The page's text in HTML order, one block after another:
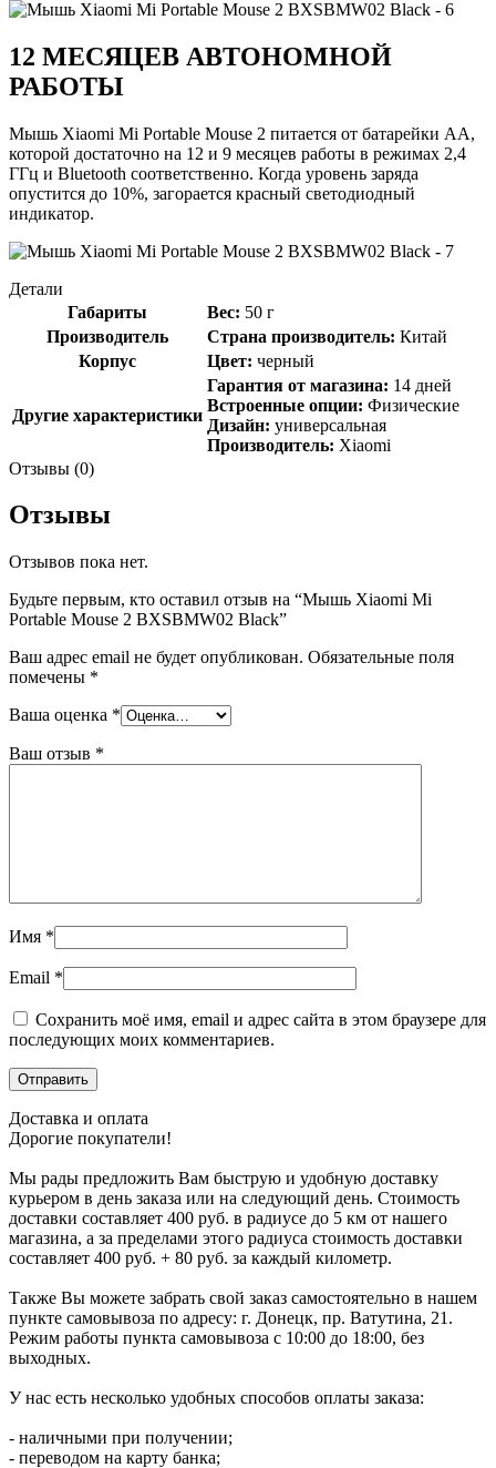
12 МЕСЯЦЕВ АВТОНОМНОЙ
РАБОТЫ
Мышь Xiaomi Mi Portable Mouse 2 питается от батарейки АА,
которой достаточно на 12 и 9 месяцев работы в режимах 2,4
ГГц и Bluetooth соответственно. Когда уровень заряда
опустится до 10%, загорается красный светодиодный
индикатор.
Детали
Габариты
Вес: 50 г
Производитель
Страна производитель: Китай
Корпус
Цвет: черный
Другие характеристики
Гарантия от магазина: 14 дней
Встроенные опции: Физические
Дизайн: универсальная
Производитель: Xiaomi
Отзывы (0)
Отзывы
Отзывов пока нет.
Будьте первым, кто оставил отзыв на “Мышь Xiaomi Mi
Portable Mouse 2 BXSBMW02 Black”
Ваш адрес email не будет опубликован. Обязательные поля
помечены *
Ваша оценка *
Ваш отзыв *
Имя *
Email *
Сохранить моё имя, email и адрес сайта в этом браузере для
последующих моих комментариев.
Доставка и оплата
Дорогие покупатели!
Мы рады предложить Вам быструю и удобную доставку
курьером в день заказа или на следующий день. Стоимость
доставки составляет 400 руб. в радиусе до 5 км от нашего
магазина, а за пределами этого радиуса стоимость доставки
составляет 400 руб. + 80 руб. за каждый километр.
Также Вы можете забрать свой заказ самостоятельно в нашем
пункте самовывоза по адресу: г. Донецк, пр. Ватутина, 21.
Режим работы пункта самовывоза с 10:00 до 18:00, без
выходных.
У нас есть несколько удобных способов оплаты заказа:
- наличными при получении;
- переводом на карту банка;